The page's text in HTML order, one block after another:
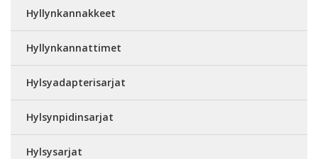
Hyllynkannakkeet
Hyllynkannattimet
Hylsyadapterisarjat
Hylsynpidinsarjat
Hylsysarjat